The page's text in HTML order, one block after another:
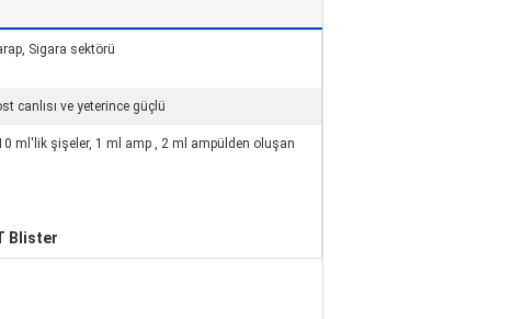
Sigara sektörü
canlısı ve yeterince güçlü
ml'lik şişeler, 1 ml amp , 2 ml ampülden oluşan
Blister